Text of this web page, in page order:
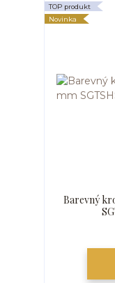
TOP produkt
Novinka
Barevný